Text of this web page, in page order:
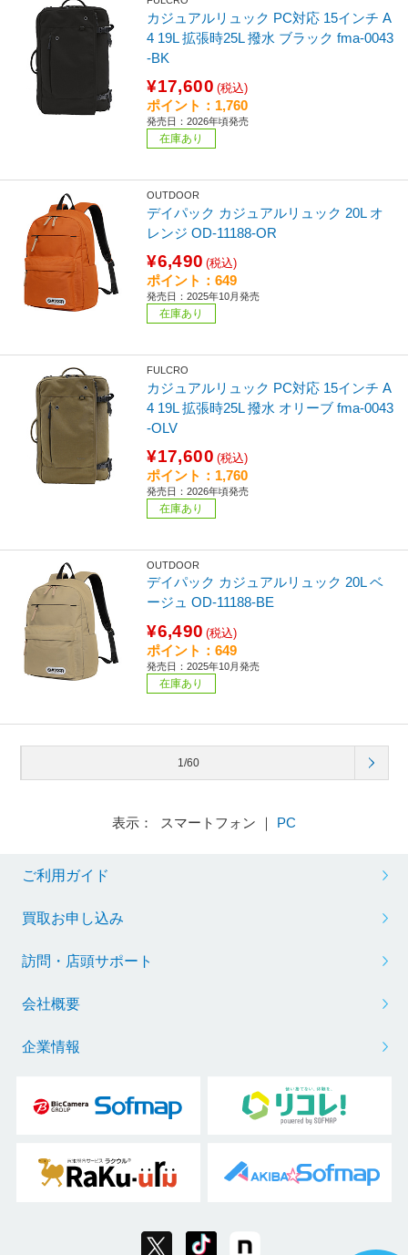
カジュアルリュック PC対応 15インチ A
4 19L 拡張時25L 撥水 ブラック fma-0043
-BK
¥17,600 (税込)
ポイント：1,760
発売日：2026年頃発売
在庫あり
OUTDOOR
デイパック カジュアルリュック 20L オ
レンジ OD-11188-OR
¥6,490 (税込)
ポイント：649
発売日：2025年10月発売
在庫あり
FULCRO
カジュアルリュック PC対応 15インチ A
4 19L 拡張時25L 撥水 オリーブ fma-0043
-OLV
¥17,600 (税込)
ポイント：1,760
発売日：2026年頃発売
在庫あり
OUTDOOR
デイパック カジュアルリュック 20L ベ
ージュ OD-11188-BE
¥6,490 (税込)
ポイント：649
発売日：2025年10月発売
在庫あり
1/60
表示： スマートフォン ｜ PC
ご利用ガイド
買取お申し込み
訪問・店頭サポート
会社概要
企業情報